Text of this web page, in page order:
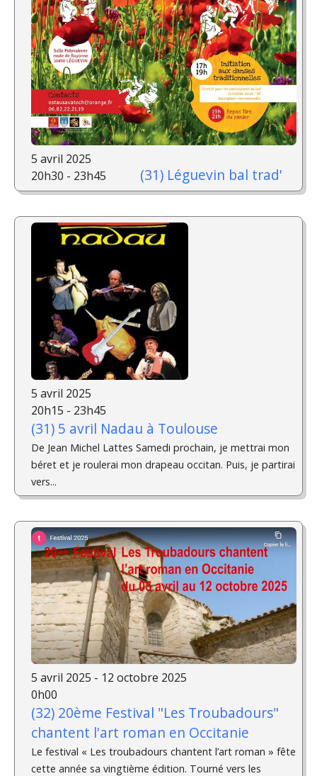
5 avril 2025
20h30 - 23h45
(31) Léguevin bal trad'
5 avril 2025
20h15 - 23h45
(31) 5 avril Nadau à Toulouse
De Jean Michel Lattes Samedi prochain, je mettrai mon
béret et je roulerai mon drapeau occitan. Puis, je partirai
vers...
5 avril 2025 - 12 octobre 2025
0h00
(32) 20ème Festival "Les Troubadours"
chantent l'art roman en Occitanie
Le festival « Les troubadours chantent l’art roman » fête
cette année sa vingtième édition. Tourné vers les